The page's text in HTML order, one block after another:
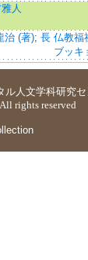
人
治 (著); 長 仏教福
ブッキ
ル人文学科研究
rights reserved